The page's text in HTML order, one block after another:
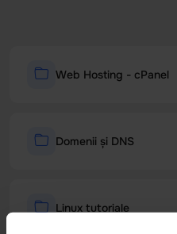
Web Hosting - cPanel
Domenii și DNS
Linux tutoriale